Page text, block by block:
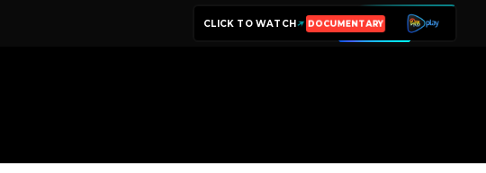
CLICK TO WATCH LIVE TV